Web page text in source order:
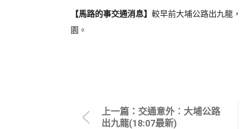
【馬路的事交通消息】 較早前大埔公路出九龍
園。
上一篇：交通意外︰大埔公路
出九龍(18:07最新)